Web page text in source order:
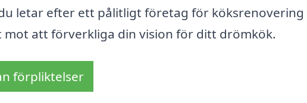
letar efter ett pålitligt företag för köksrenovering
att förverkliga din vision för ditt drömkök.
förpliktelser